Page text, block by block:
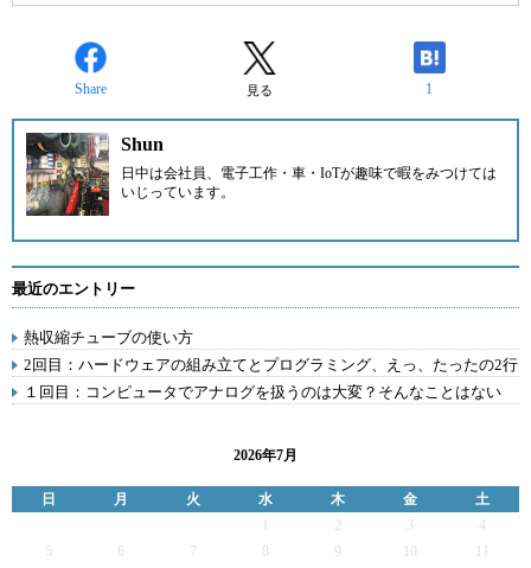
Share 見る 1
Shun
日中は会社員、電子工作・車・IoTが趣味で暇をみつけては
いじっています。
最近のエントリー
熱収縮チューブの使い方
2回目：ハードウェアの組み立てとプログラミング、えっ、たったの2行
１回目：コンピュータでアナログを扱うのは大変？そんなことはない
2026年7月
日 月 火 水 木 金
土
2 3
4
5
6 7 9